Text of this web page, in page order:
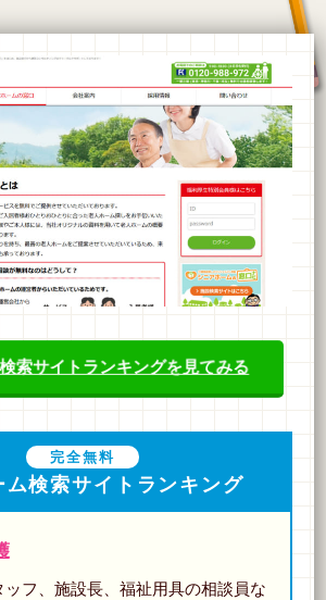
索サイトランキングを見てみる
完全無料
ム検索サイトランキング
ッフ、施設長、福祉用具の相談員な